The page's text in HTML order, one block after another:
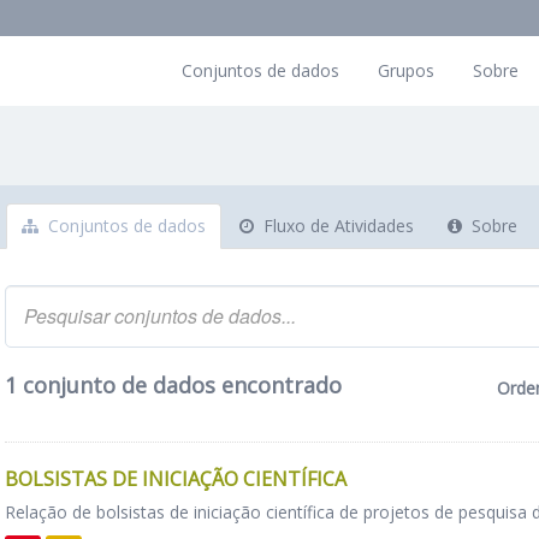
Conjuntos de dados Grupos Sobre
Conjuntos de dados Fluxo de Atividades Sobre
1 conjunto de dados encontrado
BOLSISTAS DE INICIAÇÃO CIENTÍFICA
Relação de bolsistas de iniciação científica de projetos de pesquisa